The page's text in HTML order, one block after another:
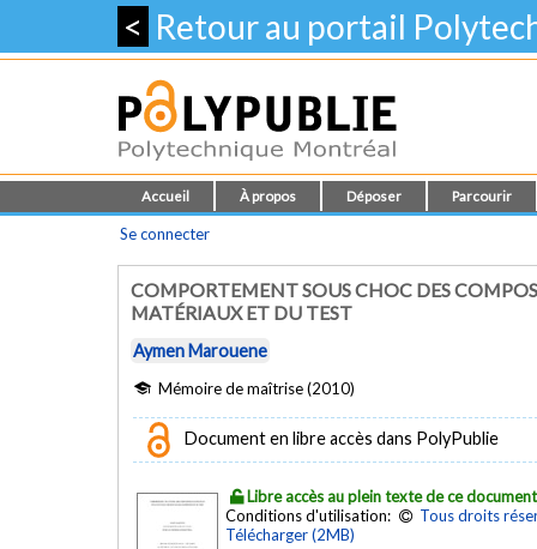
< Retour au portail
Accueil À propos Déposer Parcourir
Se connecter
COMPORTEMENT SOUS CHOC DES
MATÉRIAUX ET DU TEST
Aymen Marouene
Mémoire de maîtrise (2010)
Document en libre accès dans PolyPublie
Libre accès au plein texte de ce document
Conditions d'utilisation:
Tous droits
Télécharger (2MB)